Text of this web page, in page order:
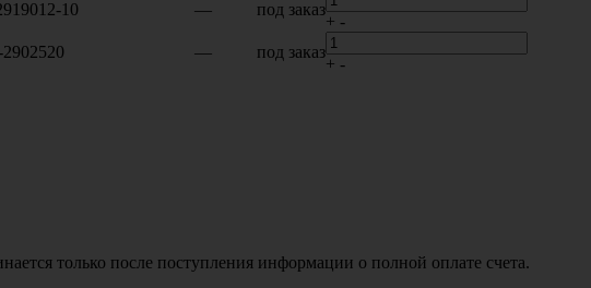
10 — под заказ
+ -
— под заказ
+ -
только после поступления информации о полной оплате счета.